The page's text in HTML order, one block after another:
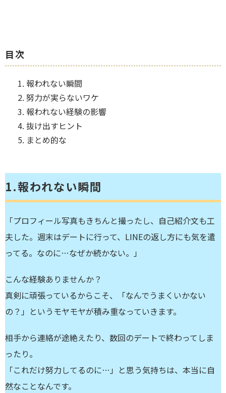
目次
1. 報われない瞬間
2. 努力が実らないワケ
3. 報われない経験の影響
4. 抜け出すヒント
5. まとめ的な
1.報われない瞬間
「プロフィール写真もきちんと撮ったし、自己紹介文も工
夫した。週末はデートに行って、LINEの返し方にも気を遣
ってる。なのに…なぜか続かない。」
こんな経験ありませんか？
真剣に頑張っているからこそ、「なんでうまくいかない
の？」というモヤモヤが積み重なっていきます。
相手から連絡が途絶えたり、数回のデートで終わってしま
ったり。
「これだけ努力してるのに…」と思う気持ちは、本当に自
然なことなんです。